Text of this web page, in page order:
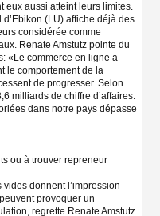
eux aussi atteint leurs limites.
(LU) affiche déjà des
considérée comme
Renate Amstutz pointe du
«Le commerce en ligne a
le comportement de la
de progresser. Selon
milliards de chiffre d’affaires.
dans notre pays dépasse
ou à trouver repreneur
donnent l’impression
provoquer un
regrette Renate Amstutz.